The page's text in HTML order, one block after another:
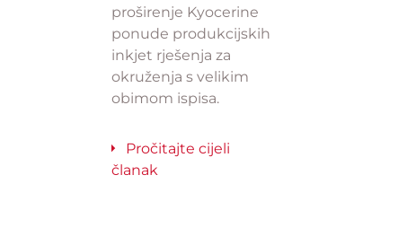
proširenje Kyocerine
ponude produkcijskih
inkjet rješenja za
okruženja s velikim
obimom ispisa.
Pročitajte cijeli
članak